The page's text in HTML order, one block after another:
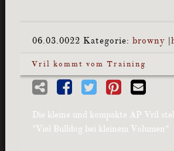
06.03.0022 Kategorie: browny |
Vril kommt vom Training
Die kleine und kompakte AP Vril
"Viel Bulldog bei kleinem Volumen"